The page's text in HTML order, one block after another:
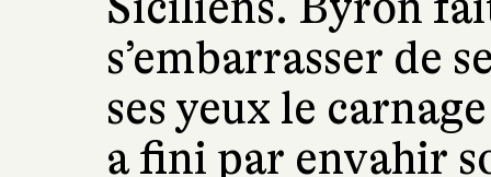
s’embarrasser de
ses yeux le
a fini par envahir